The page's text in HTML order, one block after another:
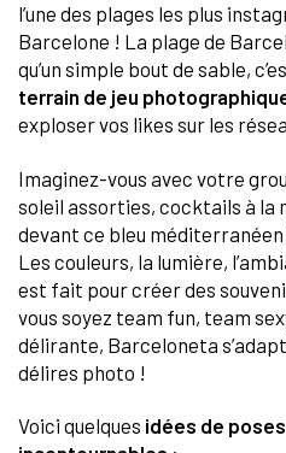
l’une des plages les plus
Barcelone ! La plage de
qu’un simple bout de sable,
terrain de jeu
exploser vos likes sur les
Imaginez-vous avec votre
soleil assorties, cocktails à la
devant ce bleu méditerranéen
Les couleurs, la lumière,
est fait pour créer des
vous soyez team fun, team
délirante, Barceloneta
délires photo !
Voici quelques idées de poses